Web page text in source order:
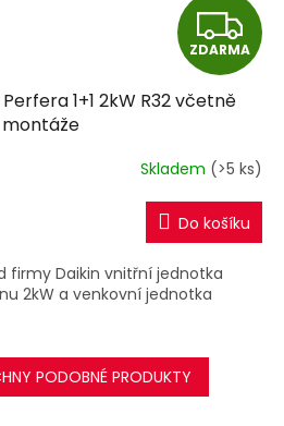
Z
D
R
M
A
ZDARMA
1+1 2kW R32 včetně
montáže
Skladem (>5 ks)
Do košíku
firmy Daikin vnitřní jednotka
2kW a venkovní jednotka
PODOBNÉ PRODUKTY